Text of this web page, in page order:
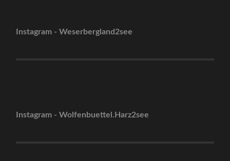
Instagram - Weserbergland2see
Instagram - Wolfenbuettel.Harz2see